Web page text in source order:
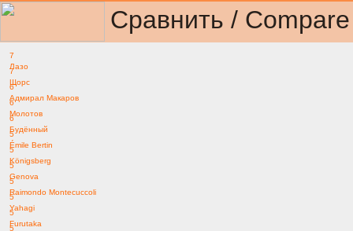
Сравнить / Compare
7
Лазо
7
Щорс
6
Адмирал Макаров
6
Молотов
6
Будённый
5
Émile Bertin
5
Königsberg
5
Genova
5
Raimondo Montecuccoli
5
Yahagi
5
Furutaka
5